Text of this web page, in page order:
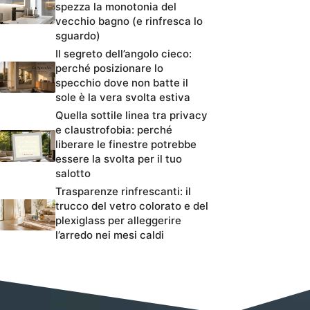
spezza la monotonia del
vecchio bagno (e rinfresca lo
sguardo)
Il segreto dell’angolo cieco:
perché posizionare lo
specchio dove non batte il
sole è la vera svolta estiva
Quella sottile linea tra privacy
e claustrofobia: perché
liberare le finestre potrebbe
essere la svolta per il tuo
salotto
Trasparenze rinfrescanti: il
trucco del vetro colorato e del
plexiglass per alleggerire
l’arredo nei mesi caldi